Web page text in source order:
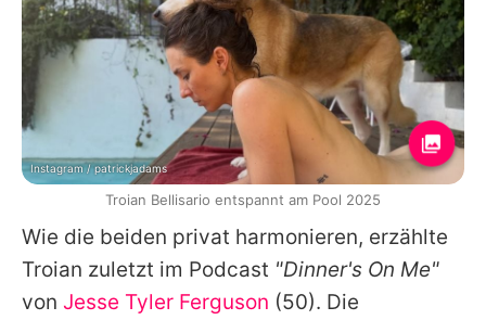
Wie die beiden privat harmonieren, erzählte
Troian zuletzt im Podcast "Dinner's On Me"
von Jesse Tyler Ferguson (50). Die
Instagram / patrickjadams
Troian Bellisario entspannt am Pool 2025